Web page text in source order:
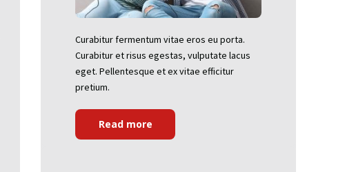
Curabitur fermentum vitae eros eu porta.
Curabitur et risus egestas, vulputate lacus
eget. Pellentesque et ex vitae efficitur
pretium.
Read more